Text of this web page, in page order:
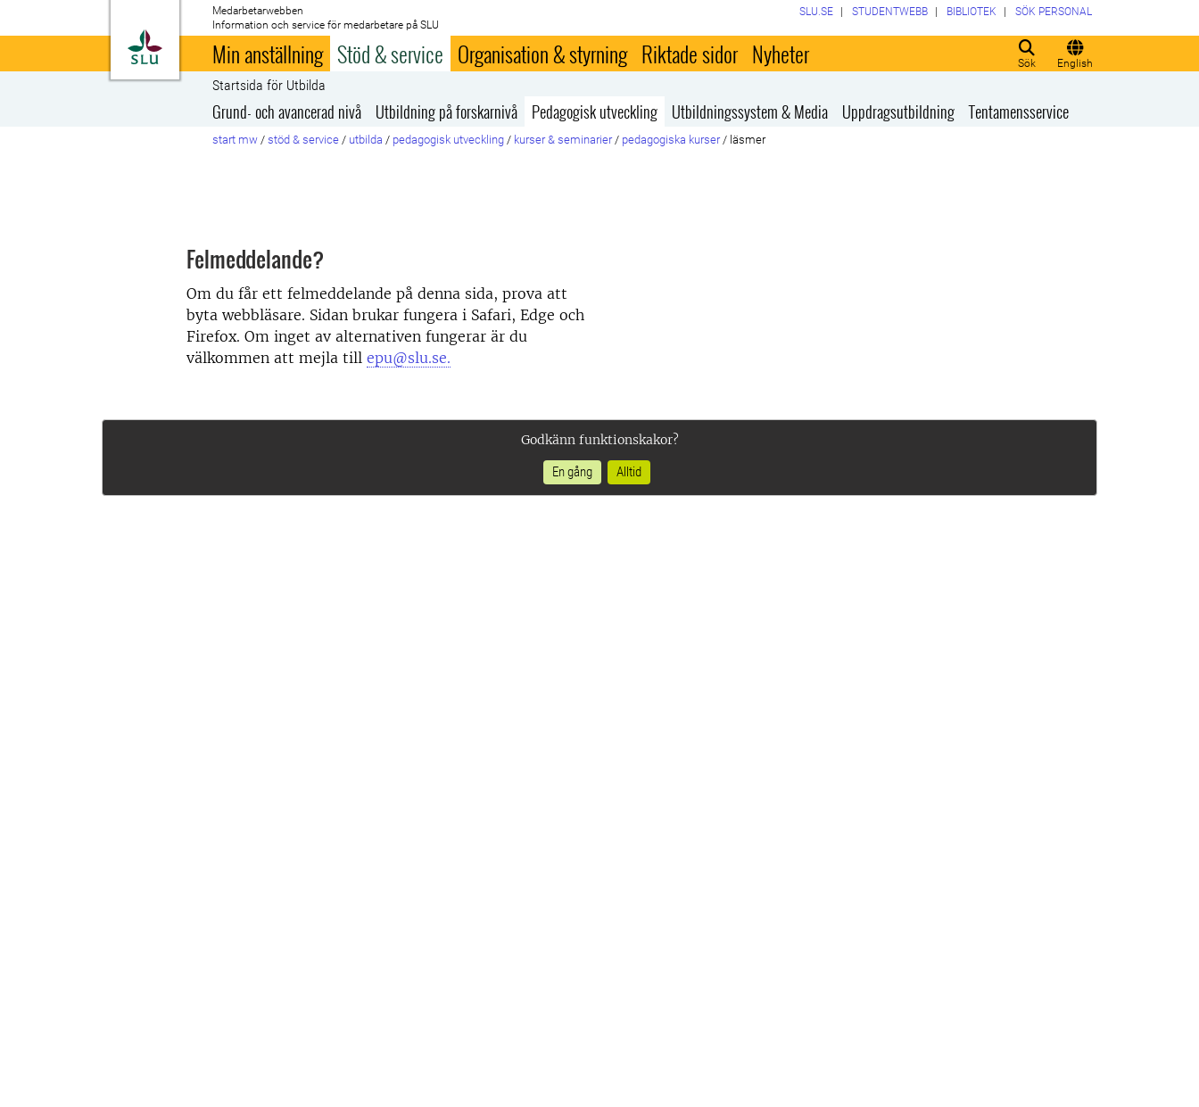
Till startsida
Medarbetarwebben
Information och service för medarbetare på SLU
Sök English
SLU.SE STUDENTWEBB BIBLIOTEK SÖK PERSONAL
Min anställning Stöd & service Organisation & styrning Riktade sidor Nyheter
Startsida för Utbilda
Grund- och avancerad nivå Utbildning på forskarnivå Pedagogisk utveckling Utbildningssystem & Media Uppdragsutbildning Tentamensservice
start mw / stöd & service / utbilda / pedagogisk utveckling / kurser & seminarier / pedagogiska kurser / läsmer
Felmeddelande?
Om du får ett felmeddelande på denna sida, prova att
byta webbläsare. Sidan brukar fungera i Safari, Edge och
Firefox. Om inget av alternativen fungerar är du
välkommen att mejla till epu@slu.se.
Godkänn funktionskakor?
En gång
Alltid